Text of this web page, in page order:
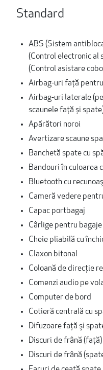
Standard
ABS (Sistem
(Control electronic
(Control asistare
Airbag-uri față
Airbag-uri laterale
scaunele față și
Apărători noroi
Avertizare scaune
Banchetă spate cu
Bandouri în culoarea
Bluetooth cu
Cameră vedere
Capac portbagaj
Cârlige pentru
Cheie pliabilă cu
Claxon bitonal
Coloană de direcție
Comenzi audio pe
Computer de bord
Cotieră centrală cu
Difuzoare faţă şi
Discuri de frână (față)
Discuri de frână